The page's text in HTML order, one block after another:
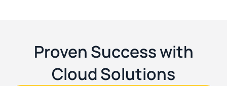
Proven Success with
Cloud Solutions